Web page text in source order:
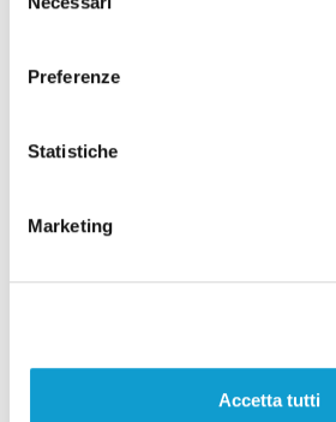
del
Preferenze
Statistiche
Marketing
Accetta tutti